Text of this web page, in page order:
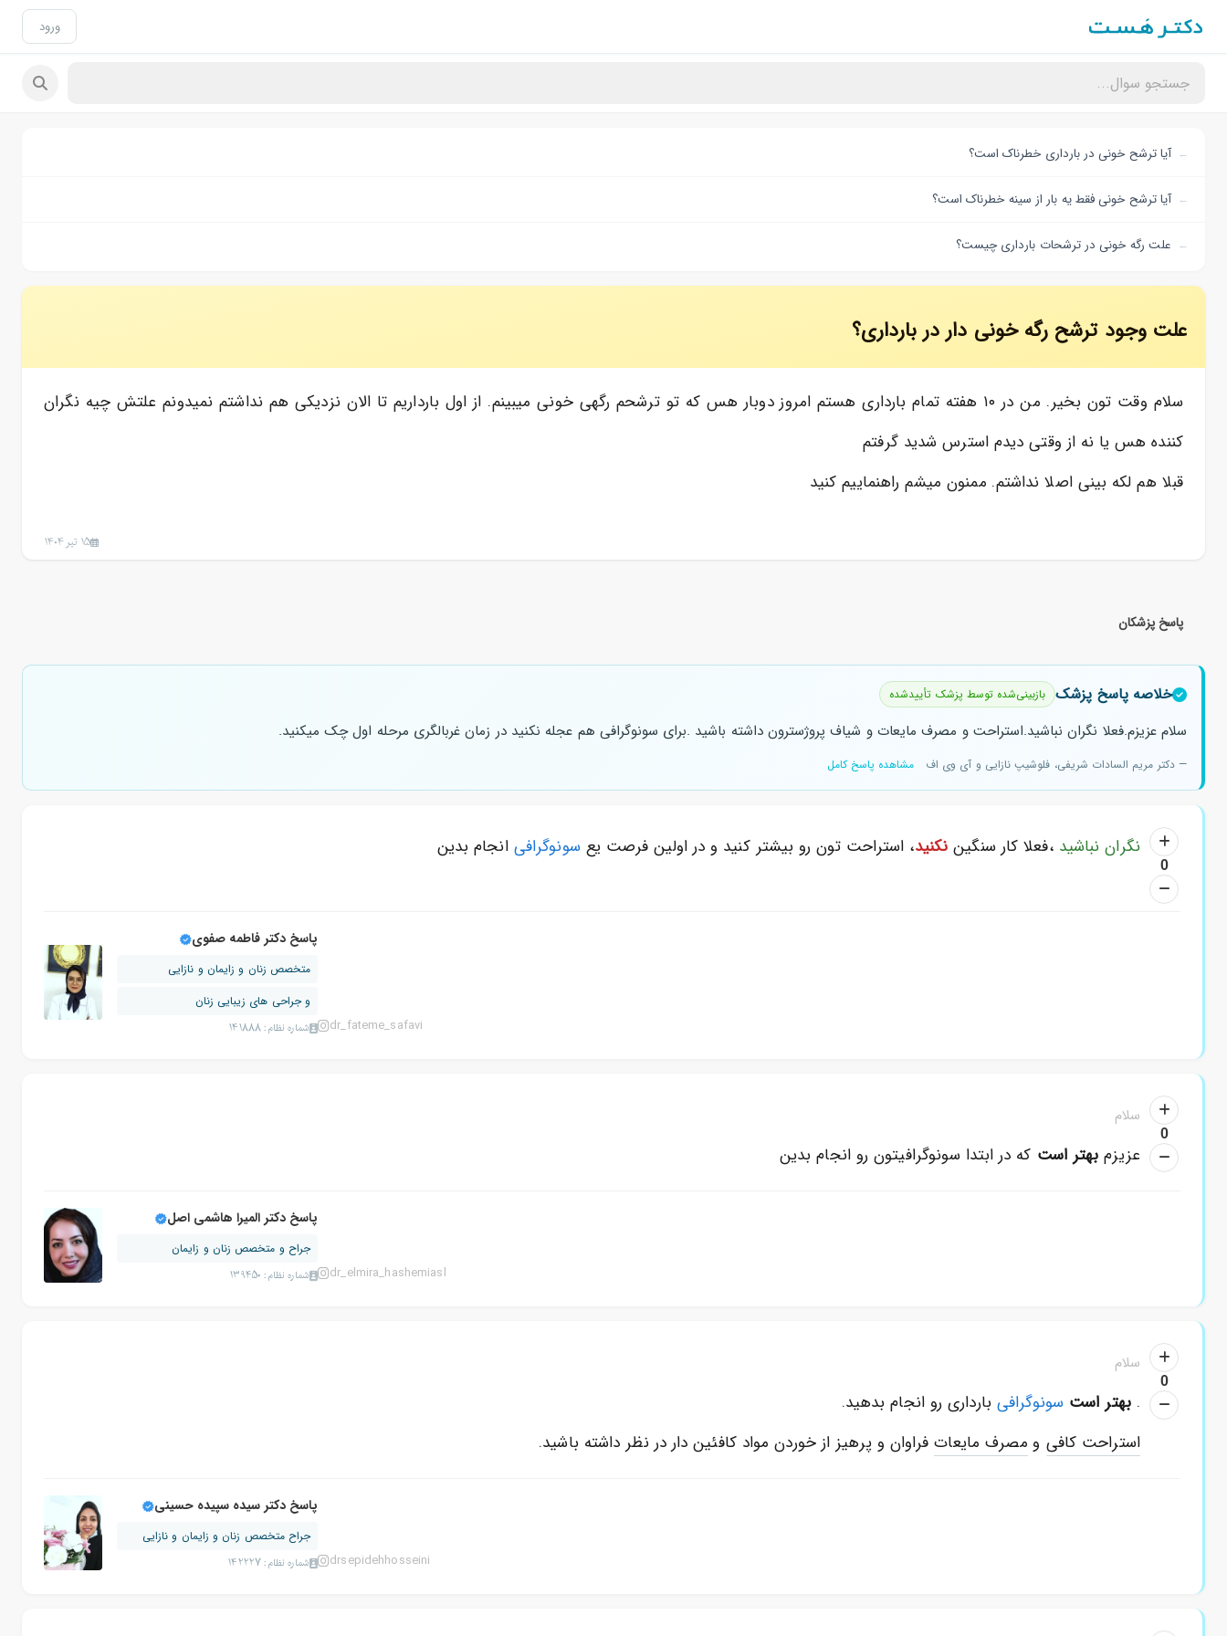
ورود
آیا ترشح خونی در بارداری خطرناک است؟
آیا ترشح خونی فقط یه بار از سینه خطرناک است؟
علت رگه خونی در ترشحات بارداری چیست؟
علت وجود ترشح رگه خونی دار در بارداری؟
سلام وقت تون بخیر. من در ۱۰ هفته تمام بارداری هستم امروز دوبار هس که تو ترشحم رگهی خونی میبینم. از اول بارداریم تا الان نزدیکی هم نداشتم نمیدونم علتش چیه نگران
کننده هس یا نه از وقتی دیدم استرس شدید گرفتم
قبلا هم لکه بینی اصلا نداشتم. ممنون میشم راهنماییم کنید
15 تیر 1404
پاسخ پزشکان
خلاصه پاسخ پزشک بازبینی‌شده توسط پزشک تأییدشده
سلام عزیزم.فعلا نگران نباشید.استراحت و مصرف مایعات و شیاف پروژسترون داشته باشید .برای سونوگرافی هم عجله نکنید در زمان غربالگری مرحله اول چک میکنید.
— دکتر مریم السادات شریفی، فلوشیپ نازایی و آی وی اف مشاهده پاسخ کامل
0
نگران نباشید ،فعلا کار سنگین نکنید، استراحت تون رو بیشتر کنید و در اولین فرصت یع سونوگرافی انجام بدین
پاسخ دکتر فاطمه صفوی
متخصص زنان و زایمان و نازایی
و جراحی های زیبایی زنان
شماره نظام: 141888 dr_fateme_safavi
0
سلام
عزیزم بهتر است که در ابتدا سونوگرافیتون رو انجام بدین
پاسخ دکتر المیرا هاشمی اصل
جراح و متخصص زنان و زایمان
شماره نظام: 139450 dr_elmira_hashemiasl
0
سلام
. بهتر است سونوگرافی بارداری رو انجام بدهید.
استراحت کافی و مصرف مایعاتفراوان و پرهیز از خوردن مواد کافئین دار در نظر داشته باشید.
پاسخ دکتر سیده سپیده حسینی
جراح متخصص زنان و زایمان و نازایی
شماره نظام: 142227 drsepidehhosseini